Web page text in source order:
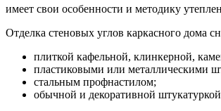
имеет свои особенности и методику
Отделка стеновых углов каркасного дома
плиткой кафельной, клинкерной,
пластиковыми или металлическими
стальным профнастилом;
обычной и декоративной